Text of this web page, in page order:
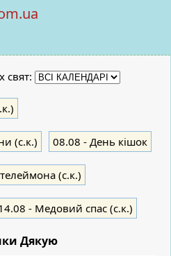
свят:
(с.к.) 08.08 - День кішок
(с.к.)
- Медовий спас (с.к.)
Дякую